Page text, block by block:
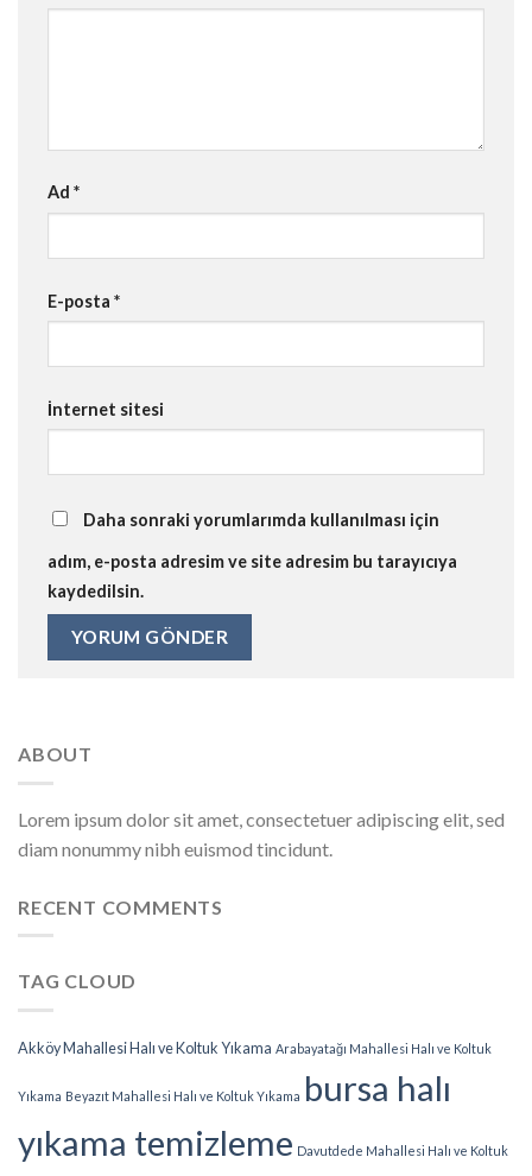
Ad *
E-posta *
İnternet sitesi
Daha sonraki yorumlarımda kullanılması için
adım, e-posta adresim ve site adresim bu tarayıcıya
kaydedilsin.
ABOUT
Lorem ipsum dolor sit amet, consectetuer adipiscing elit, sed
diam nonummy nibh euismod tincidunt.
RECENT COMMENTS
TAG CLOUD
Akköy Mahallesi Halı ve Koltuk Yıkama Arabayatağı Mahallesi Halı ve Koltuk
Yıkama Beyazıt Mahallesi Halı ve Koltuk Yıkama bursa halı
yıkama temizleme Davutdede Mahallesi Halı ve Koltuk